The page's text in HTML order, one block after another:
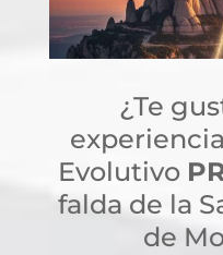
¿Te
Evolutivo
falda de la
de